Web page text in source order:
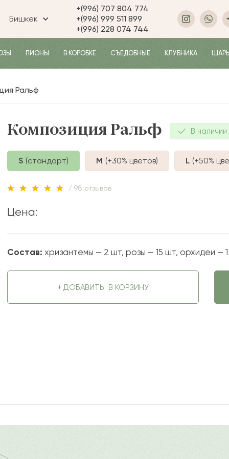
Бишкек
+(996) 707 804 774
+(996) 999 511 899
+(996) 228 074 744
ПИОНЫ В КОРОБКЕ СЪЕДОБНЫЕ КЛУБНИКА
Ральф
Композиция Ральф В наличии
S (стандарт) M (+30% цветов) L (+50%
/ 98 отзывов
Цена:
Состав: хризантемы — 2 шт, розы — 15 шт, орхидеи —
+ ДОБАВИТЬ В КОРЗИНУ